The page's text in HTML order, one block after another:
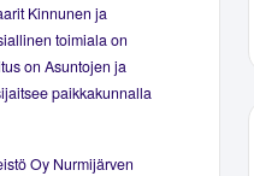
Kinnunen ja
toimiala on
on Asuntojen ja
paikkakunnalla
Oy Nurmijärven